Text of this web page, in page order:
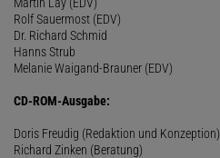
Rolf Sauermost (EDV)
Dr. Richard Schmid
Hanns Strub
Melanie Waigand-Brauner (EDV)
CD-ROM-Ausgabe:
Doris Freudig (Redaktion und Konzeption)
Richard Zinken (Beratung)